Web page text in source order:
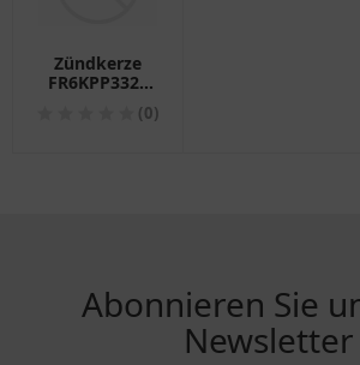
Zündkerze
FR6KPP332S
Motorräder(0)
Abonnieren Sie
Newsletter